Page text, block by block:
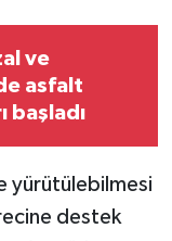
ve
asfalt
başladı
yürütülebilmesi
destek